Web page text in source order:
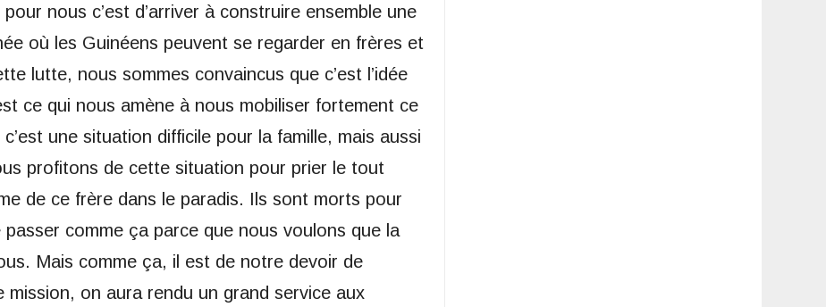
nous c’est d’arriver à construire ensemble une
où les Guinéens peuvent se regarder en frères et
lutte, nous sommes convaincus que c’est l’idée
ce qui nous amène à nous mobiliser fortement ce
une situation difficile pour la famille, mais aussi
profitons de cette situation pour prier le tout
de ce frère dans le paradis. Ils sont morts pour
comme ça parce que nous voulons que la
Mais comme ça, il est de notre devoir de
on aura rendu un grand service aux